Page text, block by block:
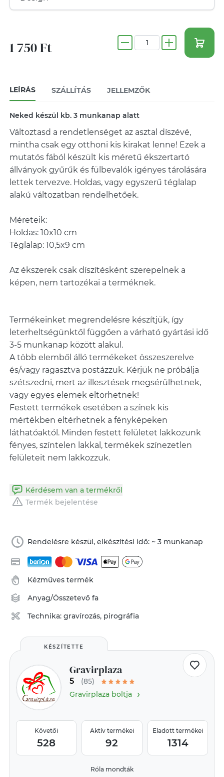
1 750 Ft
LEÍRÁS SZÁLLÍTÁS JELLEMZŐK
Neked készül kb. 3 munkanap alatt
Változtasd a rendetlenséget az asztal díszévé,
mintha csak egy otthoni kis kirakat lenne! Ezek a
mutatós fából készült kis méretű ékszertartó
állványok gyűrűk és fülbevalók igényes tárolására
lettek tervezve. Holdas, vagy egyszerű téglalap
alakú változatban rendelhetőek.
Méreteik:
Holdas: 10x10 cm
Téglalap: 10,5x9 cm
Az ékszerek csak díszítésként szerepelnek a
képen, nem tartozékai a terméknek.
Termékeinket megrendelésre készítjük, így
leterheltségünktől függően a várható gyártási idő
3-5 munkanap között alakul.
A több elemből álló termékeket összeszerelve
és/vagy ragasztva postázzuk. Kérjük ne próbálja
szétszedni, mert az illesztések megsérülhetnek,
vagy egyes elemek eltörhetnek!
Festett termékek esetében a színek kis
mértékben eltérhetnek a fényképeken
láthatóaktól. Minden festett felületet lakkozunk
fényes, színtelen lakkal, termékek színezetlen
felületeit nem lakkozzuk.
Kérdésem van a termékről
Termék bejelentése
Rendelésre készül, elkészítési idő: ~ 3 munkanap
Kézműves termék
Anyag/Összetevőfa
Technika:gravírozás, pirográfia
KÉSZÍTETTE
Gravirplaza
5
(85)
Gravirplaza boltja›
Követői
528
Aktív termékei
92
Eladott termékei
1314
Róla mondták